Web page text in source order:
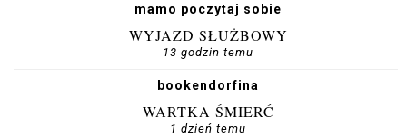
mamo poczytaj sobie
WYJAZD SŁUŻBOWY
13 godzin temu
bookendorfina
WARTKA ŚMIERĆ
1 dzień temu